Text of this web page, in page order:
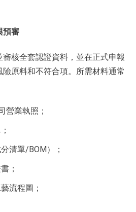
預審
核全套認證資料，並在正式申報
原料和不符合項。所需材料通常
營業執照；
清單/BOM）；
；
流程圖；